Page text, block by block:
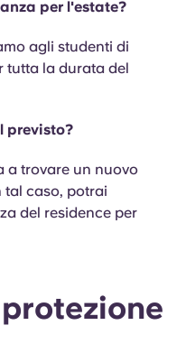
per l'estate?
agli studenti di
tutta la durata del
previsto?
a trovare un nuovo
tal caso, potrai
del residence per